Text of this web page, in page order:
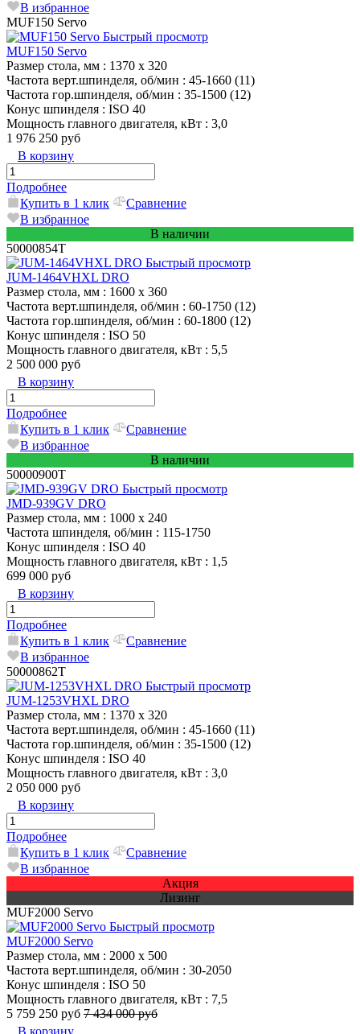
В избранное
MUF150 Servo
Быстрый просмотр
MUF150 Servo
Размер стола, мм : 1370 x 320
Частота верт.шпинделя, об/мин : 45-1660 (11)
Частота гор.шпинделя, об/мин : 35-1500 (12)
Конус шпинделя : ISO 40
Мощность главного двигателя, кВт : 3,0
1 976 250 руб
В корзину
Подробнее
Купить в 1 клик
Сравнение
В избранное
В наличии
50000854T
Быстрый просмотр
JUM-1464VHXL DRO
Размер стола, мм : 1600 x 360
Частота верт.шпинделя, об/мин : 60-1750 (12)
Частота гор.шпинделя, об/мин : 60-1800 (12)
Конус шпинделя : ISO 50
Мощность главного двигателя, кВт : 5,5
2 500 000 руб
В корзину
Подробнее
Купить в 1 клик
Сравнение
В избранное
В наличии
50000900T
Быстрый просмотр
JMD-939GV DRO
Размер стола, мм : 1000 х 240
Частота шпинделя, об/мин : 115-1750
Конус шпинделя : ISO 40
Мощность главного двигателя, кВт : 1,5
699 000 руб
В корзину
Подробнее
Купить в 1 клик
Сравнение
В избранное
50000862T
Быстрый просмотр
JUM-1253VHXL DRO
Размер стола, мм : 1370 x 320
Частота верт.шпинделя, об/мин : 45-1660 (11)
Частота гор.шпинделя, об/мин : 35-1500 (12)
Конус шпинделя : ISO 40
Мощность главного двигателя, кВт : 3,0
2 050 000 руб
В корзину
Подробнее
Купить в 1 клик
Сравнение
В избранное
Акция
Лизинг
MUF2000 Servo
Быстрый просмотр
MUF2000 Servo
Размер стола, мм : 2000 х 500
Частота верт.шпинделя, об/мин : 30-2050
Конус шпинделя : ISO 50
Мощность главного двигателя, кВт : 7,5
5 759 250 руб 7 434 000 руб